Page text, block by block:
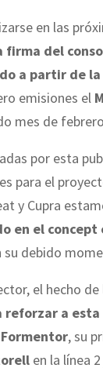
en las
firma del
a partir de
emisiones el
mes de
por esta
para el
y Cupra
en el concept
su debido
el hecho
a esta
Formentor, su
en la línea